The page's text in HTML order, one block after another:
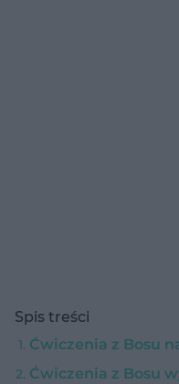
Spis treści
Ćwiczenia z Bosu
Ćwiczenia z Bosu